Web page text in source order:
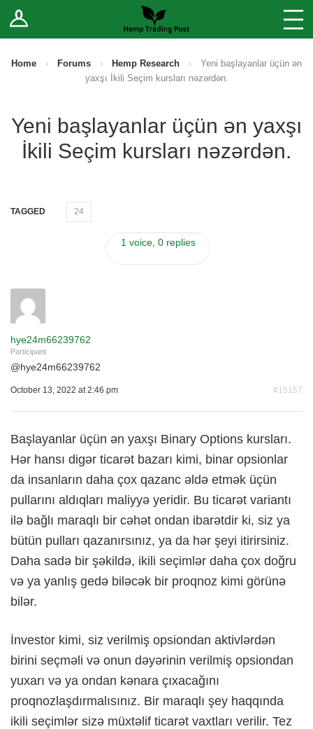
Log In Stores
Sell Your Products ↓
Vendor Terms
Home › Forums › Hemp Research ›
Yeni başlayanlar üçün ən
yaxşı İkili Seçim kursları nəzərdən.
Yeni başlayanlar üçün ən yaxşı
İkili Seçim kursları nəzərdən.
TAGGED 24
1 voice, 0 replies
hye24m66239762
Participant
@hye24m66239762
October 13, 2022 at 2:46 pm #15157
Başlayanlar üçün ən yaxşı Binary Options kursları.
Hər hansı digər ticarət bazarı kimi, binar opsionlar
da insanların daha çox qazanc əldə etmək üçün
pullarını aldıqları maliyyə yeridir. Bu ticarət variantı
ilə bağlı maraqlı bir cəhət ondan ibarətdir ki, siz ya
bütün pulları qazanırsınız, ya da hər şeyi itirirsiniz.
Daha sadə bir şəkildə, ikili seçimlər daha çox doğru
və ya yanlış gedə biləcək bir proqnoz kimi görünə
bilər.
İnvestor kimi, siz verilmiş opsiondan aktivlərdən
birini seçməli və onun dəyərinin verilmiş opsiondan
yuxarı və ya ondan kənara çıxacağını
proqnozlaşdırmalısınız. Bir maraqlı şey haqqında
ikili seçimlər sizə müxtəlif ticarət vaxtları verilir. Tez